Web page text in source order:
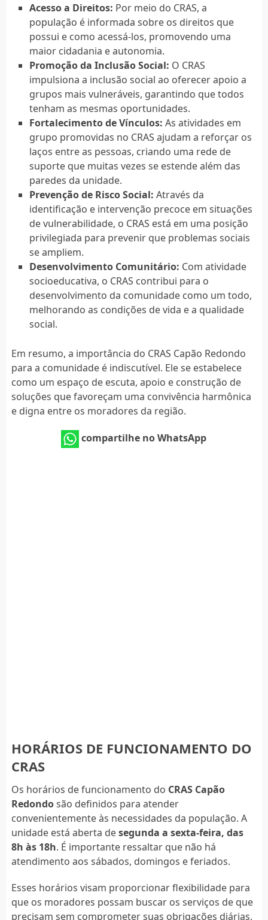
Acesso a Direitos: Por meio do CRAS, a
população é informada sobre os direitos que
possui e como acessá-los, promovendo uma
maior cidadania e autonomia.
Promoção da Inclusão Social: O CRAS
impulsiona a inclusão social ao oferecer apoio a
grupos mais vulneráveis, garantindo que todos
tenham as mesmas oportunidades.
Fortalecimento de Vínculos: As atividades em
grupo promovidas no CRAS ajudam a reforçar os
laços entre as pessoas, criando uma rede de
suporte que muitas vezes se estende além das
paredes da unidade.
Prevenção de Risco Social: Através da
identificação e intervenção precoce em situações
de vulnerabilidade, o CRAS está em uma posição
privilegiada para prevenir que problemas sociais
se ampliem.
Desenvolvimento Comunitário: Com atividade
socioeducativa, o CRAS contribui para o
desenvolvimento da comunidade como um todo,
melhorando as condições de vida e a qualidade
social.
Em resumo, a importância do CRAS Capão Redondo
para a comunidade é indiscutível. Ele se estabelece
como um espaço de escuta, apoio e construção de
soluções que favoreçam uma convivência harmônica
e digna entre os moradores da região.
compartilhe no WhatsApp
HORÁRIOS DE FUNCIONAMENTO DO
CRAS
Os horários de funcionamento do CRAS Capão
Redondosão definidos para atender
convenientemente às necessidades da população. A
unidade está aberta desegunda a sexta-feira, das
8h às 18h. É importante ressaltar que não há
atendimento aos sábados, domingos e feriados.
Esses horários visam proporcionar flexibilidade para
que os moradores possam buscar os serviços de que
precisam sem comprometer suas obrigações diárias,